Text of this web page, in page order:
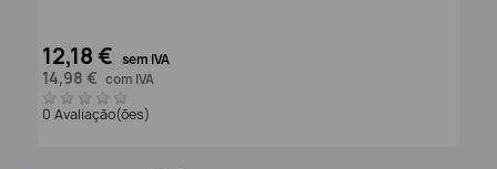
12,18 € sem IVA
14,98 € com IVA
0 Avaliação(ões)